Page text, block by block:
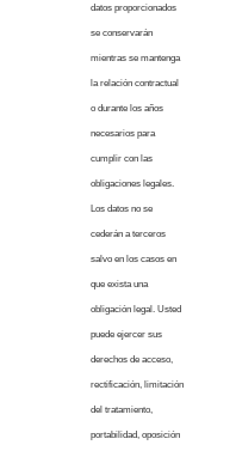
datos proporcionados
se conservarán
mientras se mantenga
la relación contractual
o durante los años
necesarios para
cumplir con las
obligaciones legales.
Los datos no se
cederán a terceros
salvo en los casos en
que exista una
obligación legal. Usted
puede ejercer sus
derechos de acceso,
rectificación, limitación
del tratamiento,
portabilidad, oposición